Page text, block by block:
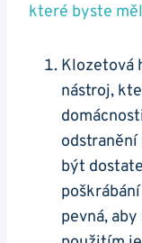
které byste
Klozetová
nástroj,
odstranění
být⁣
pevná,